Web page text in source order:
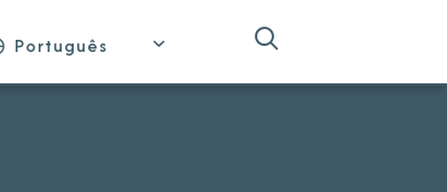
Português